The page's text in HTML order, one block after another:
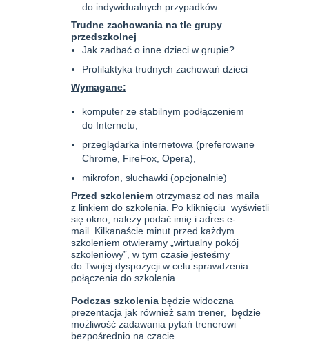
do indywidualnych przypadków
Trudne zachowania na tle grupy
przedszkolnej
Jak zadbać o inne dzieci w grupie?
Profilaktyka trudnych zachowań dzieci
Wymagane:
komputer ze stabilnym podłączeniem
do Internetu,
przeglądarka internetowa (preferowane
Chrome, FireFox, Opera),
mikrofon, słuchawki (opcjonalnie)
Przed szkoleniem otrzymasz od nas maila
z linkiem do szkolenia. Po kliknięciu wyświetli
się okno, należy podać imię i adres e-
mail. Kilkanaście minut przed każdym
szkoleniem otwieramy „wirtualny pokój
szkoleniowy”, w tym czasie jesteśmy
do Twojej dyspozycji w celu sprawdzenia
połączenia do szkolenia.
Podczas szkolenia będzie widoczna
prezentacja jak również sam trener, będzie
możliwość zadawania pytań trenerowi
bezpośrednio na czacie.